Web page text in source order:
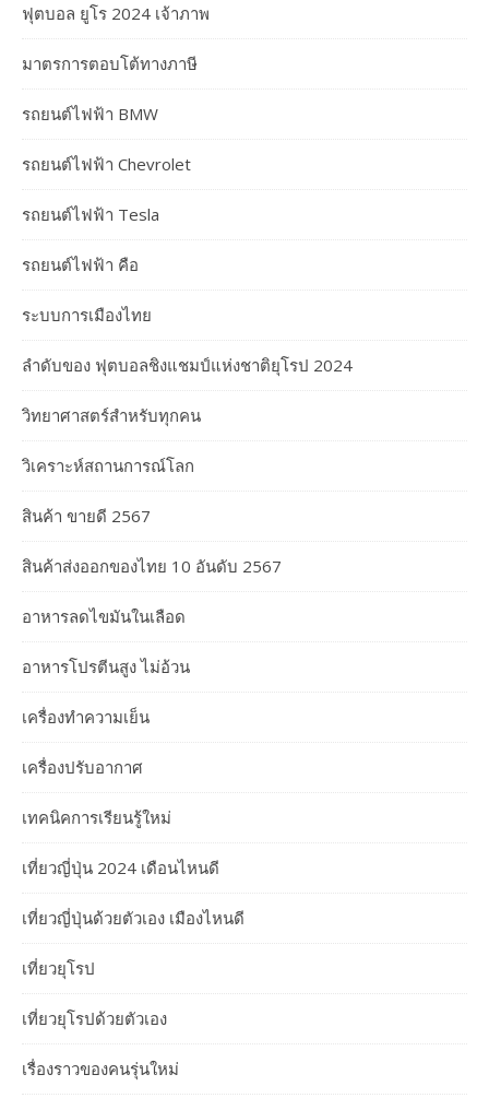
ฟุตบอล ยูโร 2024 เจ้าภาพ
มาตรการตอบโต้ทางภาษี
รถยนต์ไฟฟ้า BMW
รถยนต์ไฟฟ้า Chevrolet
รถยนต์ไฟฟ้า Tesla
รถยนต์ไฟฟ้า คือ
ระบบการเมืองไทย
ลำดับของ ฟุตบอลชิงแชมป์แห่งชาติยุโรป 2024
วิทยาศาสตร์สำหรับทุกคน
วิเคราะห์สถานการณ์โลก
สินค้า ขายดี 2567
สินค้าส่งออกของไทย 10 อันดับ 2567
อาหารลดไขมันในเลือด
อาหารโปรตีนสูง ไม่อ้วน
เครื่องทำความเย็น
เครื่องปรับอากาศ
เทคนิคการเรียนรู้ใหม่
เที่ยวญี่ปุ่น 2024 เดือนไหนดี
เที่ยวญี่ปุ่นด้วยตัวเอง เมืองไหนดี
เที่ยวยุโรป
เที่ยวยุโรปด้วยตัวเอง
เรื่องราวของคนรุ่นใหม่